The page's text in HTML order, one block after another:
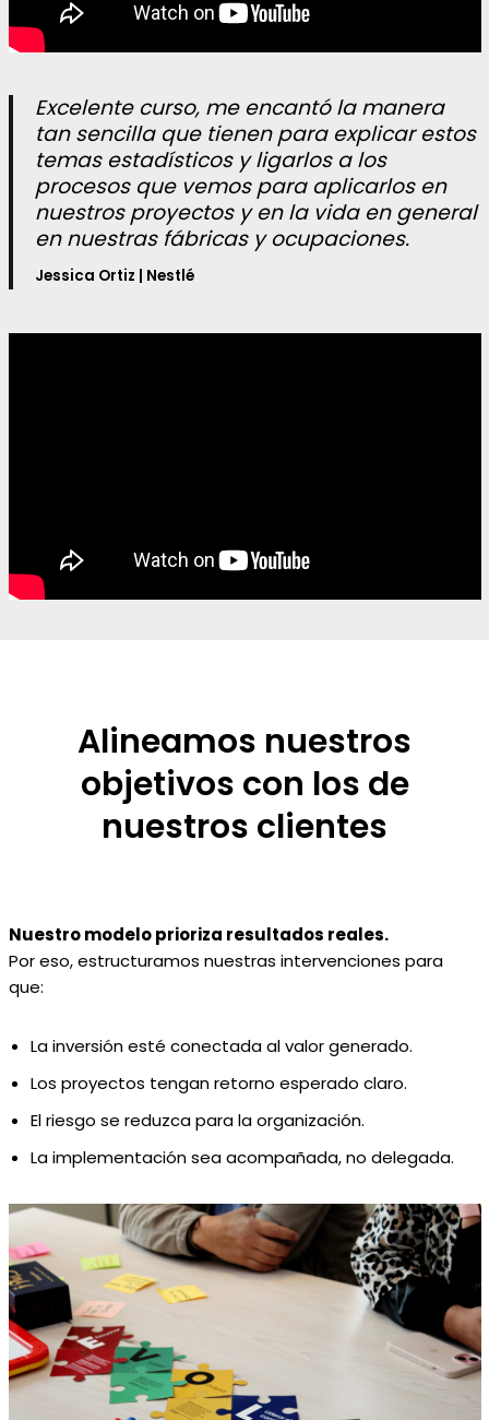
Excelente curso, me encantó la manera
tan sencilla que tienen para explicar estos
temas estadísticos y ligarlos a los
procesos que vemos para aplicarlos en
nuestros proyectos y en la vida en general
en nuestras fábricas y ocupaciones.
Jessica Ortiz | Nestlé
Alineamos nuestros
objetivos con los de
nuestros clientes
Nuestro modelo prioriza resultados reales.
Por eso, estructuramos nuestras intervenciones para
que:
La inversión esté conectada al valor generado.
Los proyectos tengan retorno esperado claro.
El riesgo se reduzca para la organización.
La implementación sea acompañada, no delegada.